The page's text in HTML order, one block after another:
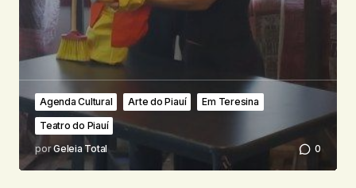
Agenda Cultural Arte do Piauí
Em Teresina
Teatro do Piauí
porGeleia Total 0